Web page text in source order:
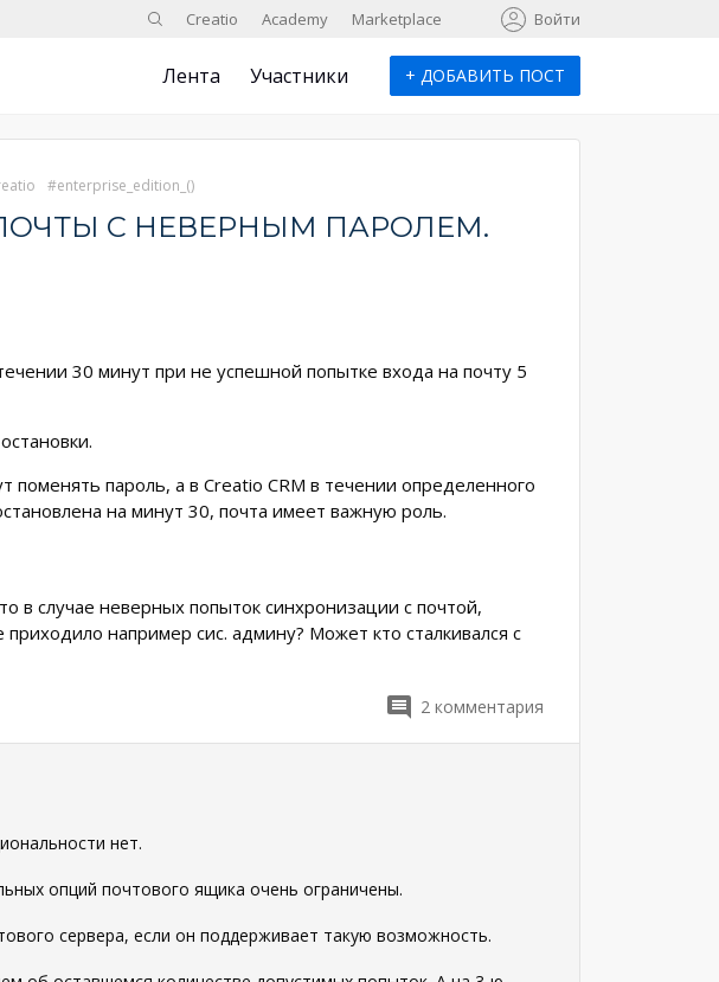
ПоискCreatio Academy Marketplace Войти
Лента Участники + ДОБАВИТЬ ПОСТ
enterprise_edition_()
С НЕВЕРНЫМ ПАРОЛЕМ.
30 минут при не успешной попытке входа на почту 5
поменять пароль, а в Creatio CRM в течении определенного
на минут 30, почта имеет важную роль.
в случае неверных попыток синхронизации с почтой,
например сис. админу? Может кто сталкивался с
2 комментария
нет.
опций почтового ящика очень ограничены.
сервера, если он поддерживает такую возможность.